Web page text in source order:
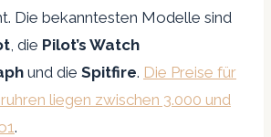
Die bekanntesten Modelle sind
, die Pilot’s Watch
und die Spitfire. Die Preise für
liegen zwischen 3.000 und
.